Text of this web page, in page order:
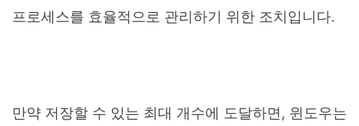
프로세스를 효율적으로 관리하기 위한 조치입니다.
만약 저장할 수 있는 최대 개수에 도달하면, 윈도우는